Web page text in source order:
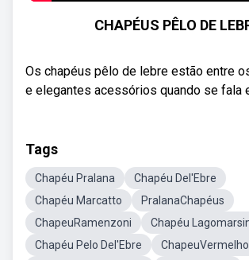
CHAPÉUS PÊLO DE
Os chapéus pêlo de lebre estão entre
e elegantes acessórios quando se fala
Tags
Chapéu Pralana
Chapéu Del'Ebre
Chapéu Marcatto
PralanaChapéus
ChapeuRamenzoni
Chapéu
Chapéu Pelo Del'Ebre